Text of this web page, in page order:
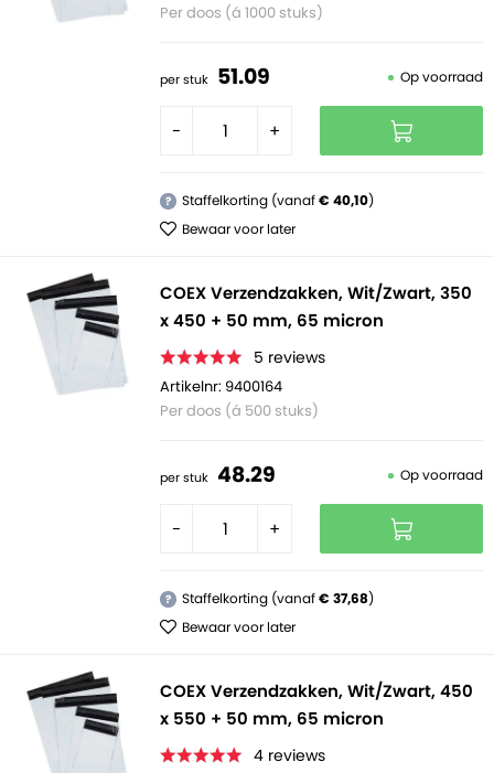
Per doos (á 1000 stuks)
per stuk 51.09 Op voorraad
- +
? Staffelkorting (vanaf€ 40,10)
Bewaar voor later
COEX Verzendzakken, Wit/Zwart, 350
x 450 + 50 mm, 65 micron
5 reviews
Artikelnr: 9400164
Per doos (á 500 stuks)
per stuk 48.29 Op voorraad
- +
? Staffelkorting (vanaf€ 37,68)
Bewaar voor later
COEX Verzendzakken, Wit/Zwart, 450
x 550 + 50 mm, 65 micron
4 reviews